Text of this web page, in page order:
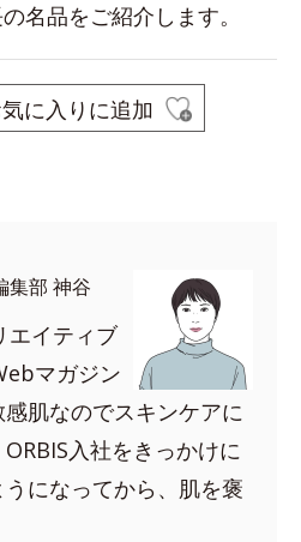
名品をご紹介します。
に入りに追加
集部 神谷
エイティブ
マガジン
肌なのでスキンケアに
入社をきっかけに
になってから、肌を褒